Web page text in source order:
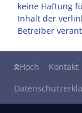
keine Haftung
Inhalt der
Betreiber
Hoch Kontakt